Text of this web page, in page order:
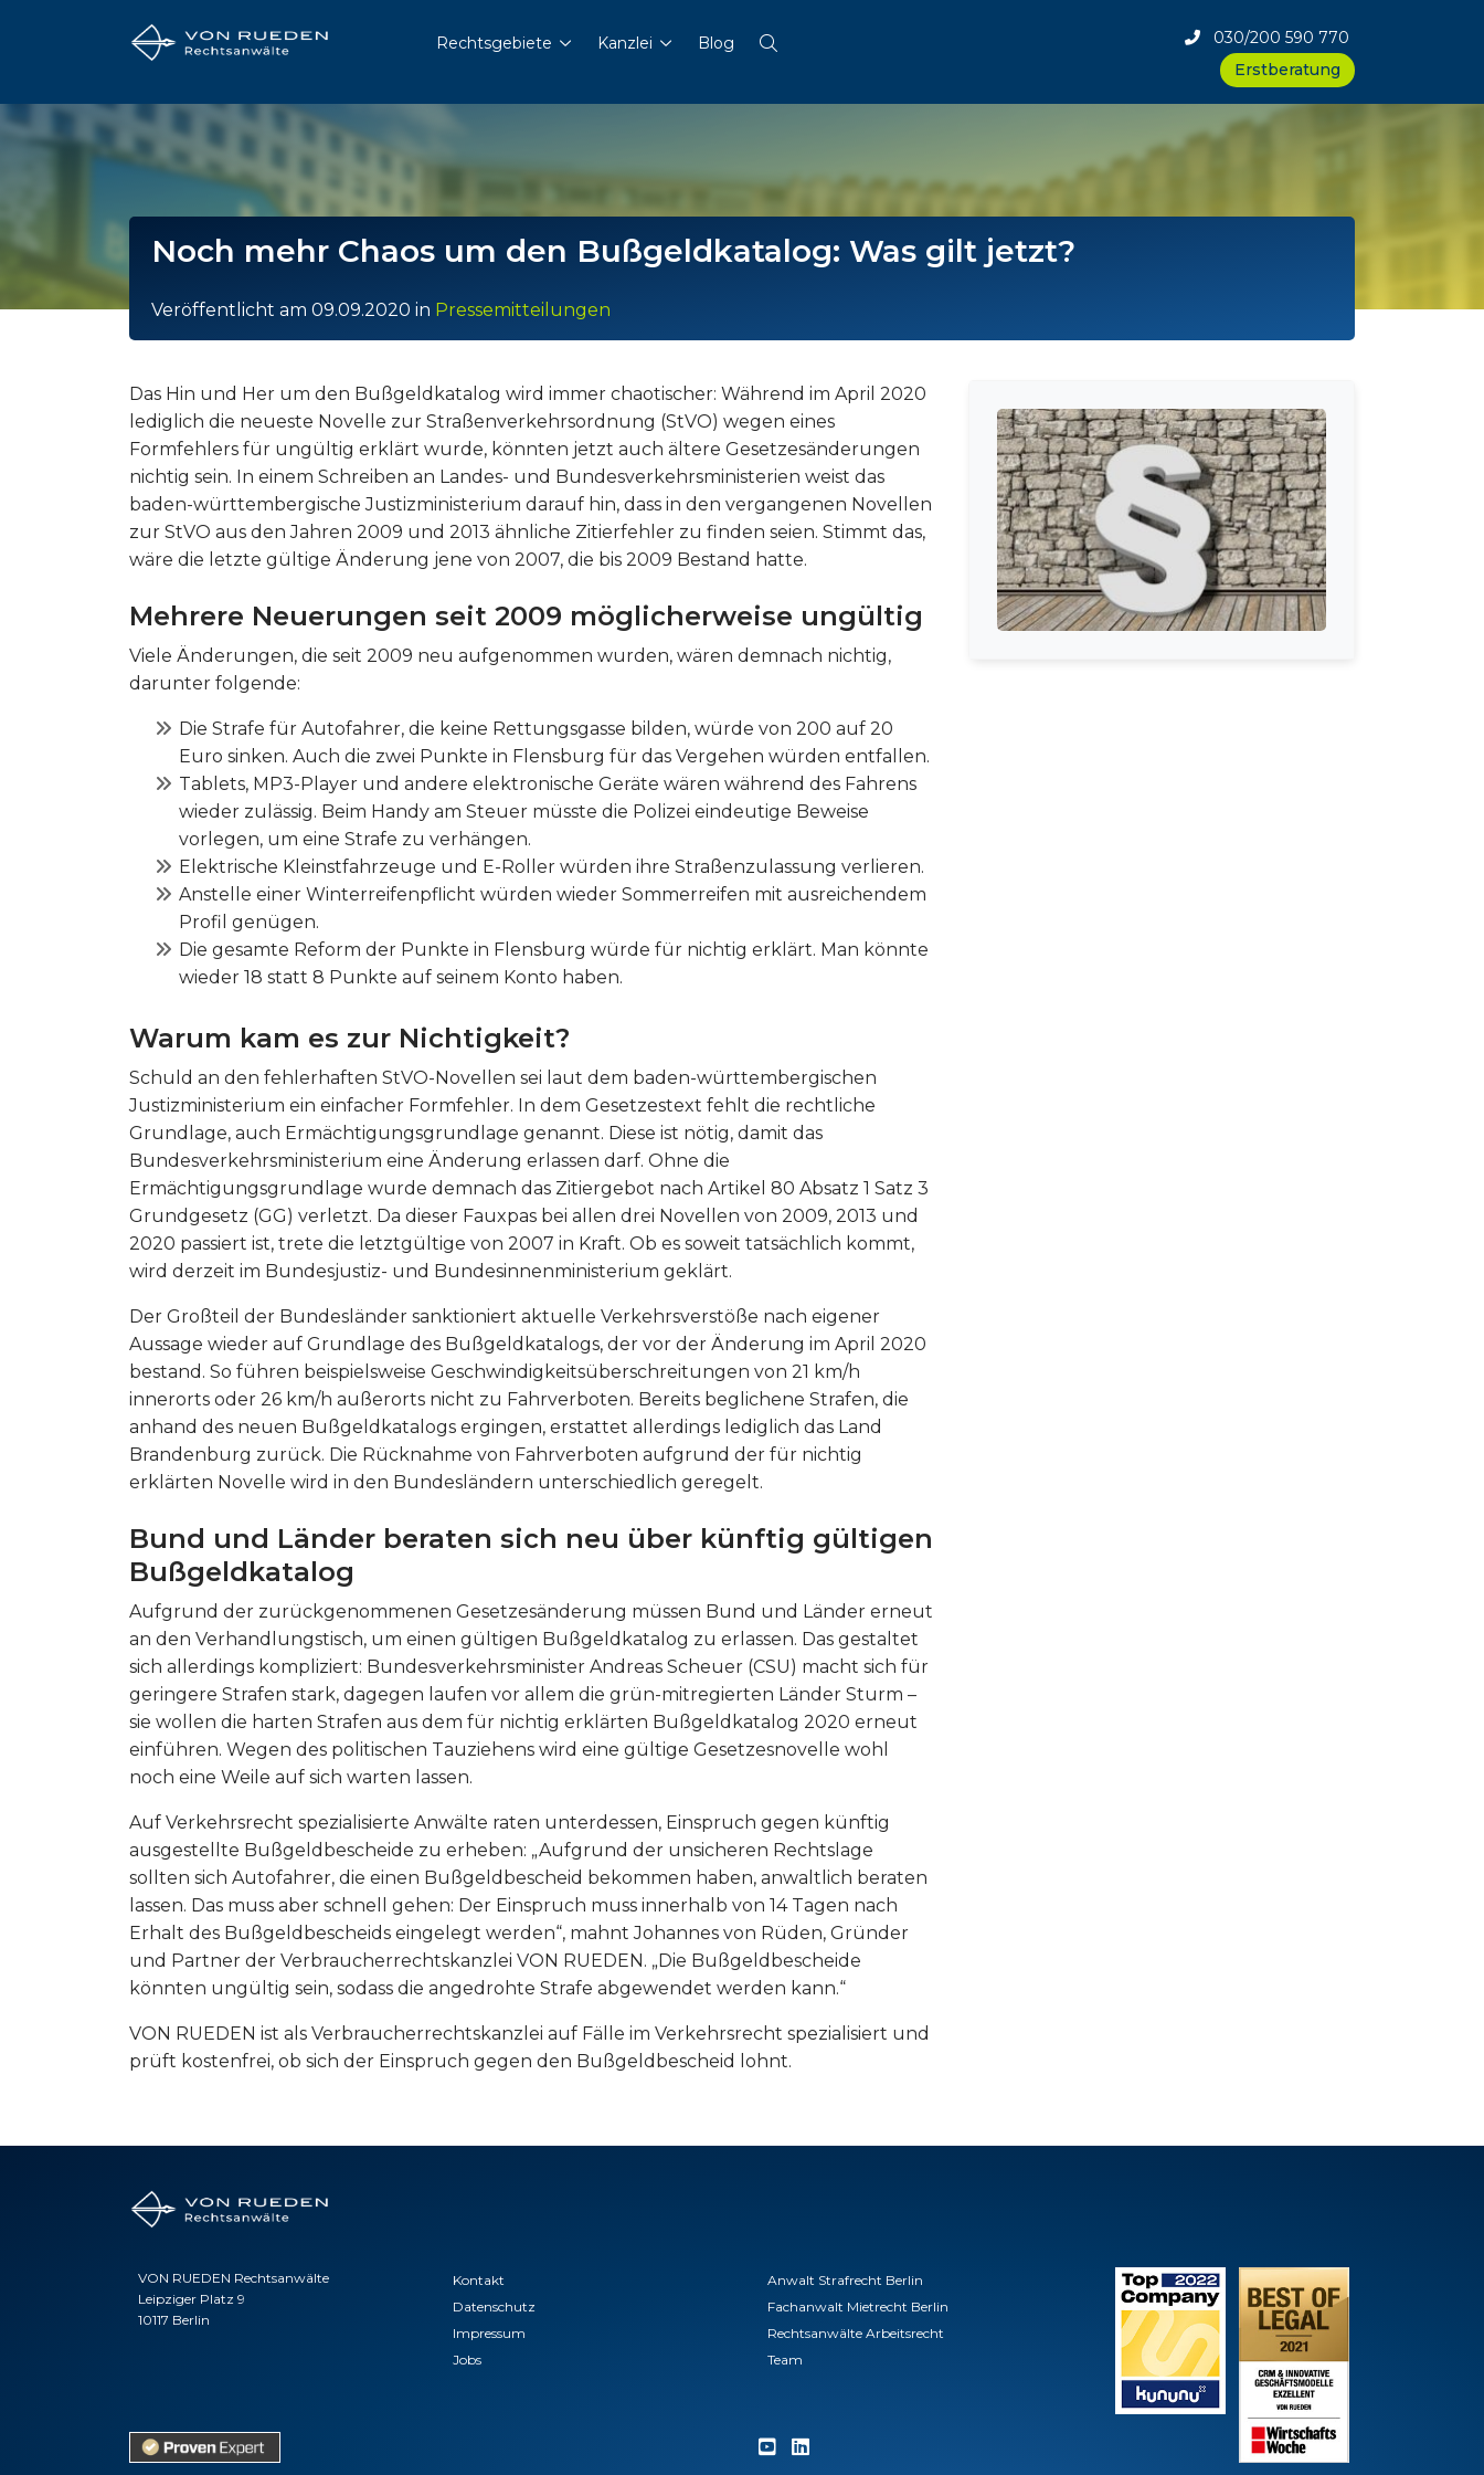
Rechtsgebiete Kanzlei Blog
030/200 590 770
Erstberatung
Noch mehr Chaos um den Bußgeldkatalog: Was gilt jetzt?
Veröffentlicht am 09.09.2020 in Pressemitteilungen
Das Hin und Her um den Bußgeldkatalog wird immer chaotischer: Während im April 2020
lediglich die neueste Novelle zur Straßenverkehrsordnung (StVO) wegen eines
Formfehlers für ungültig erklärt wurde, könnten jetzt auch ältere Gesetzesänderungen
nichtig sein. In einem Schreiben an Landes- und Bundesverkehrsministerien weist das
baden-württembergische Justizministerium darauf hin, dass in den vergangenen Novellen
zur StVO aus den Jahren 2009 und 2013 ähnliche Zitierfehler zu finden seien. Stimmt das,
wäre die letzte gültige Änderung jene von 2007, die bis 2009 Bestand hatte.
Mehrere Neuerungen seit 2009 möglicherweise ungültig
Viele Änderungen, die seit 2009 neu aufgenommen wurden, wären demnach nichtig,
darunter folgende:
Die Strafe für Autofahrer, die keine Rettungsgasse bilden, würde von 200 auf 20
Euro sinken. Auch die zwei Punkte in Flensburg für das Vergehen würden entfallen.
Tablets, MP3-Player und andere elektronische Geräte wären während des Fahrens
wieder zulässig. Beim Handy am Steuer müsste die Polizei eindeutige Beweise
vorlegen, um eine Strafe zu verhängen.
Elektrische Kleinstfahrzeuge und E-Roller würden ihre Straßenzulassung verlieren.
Anstelle einer Winterreifenpflicht würden wieder Sommerreifen mit ausreichendem
Profil genügen.
Die gesamte Reform der Punkte in Flensburg würde für nichtig erklärt. Man könnte
wieder 18 statt 8 Punkte auf seinem Konto haben.
Warum kam es zur Nichtigkeit?
Schuld an den fehlerhaften StVO-Novellen sei laut dem baden-württembergischen
Justizministerium ein einfacher Formfehler. In dem Gesetzestext fehlt die rechtliche
Grundlage, auch Ermächtigungsgrundlage genannt. Diese ist nötig, damit das
Bundesverkehrsministerium eine Änderung erlassen darf. Ohne die
Ermächtigungsgrundlage wurde demnach das Zitiergebot nach Artikel 80 Absatz 1 Satz 3
Grundgesetz (GG) verletzt. Da dieser Fauxpas bei allen drei Novellen von 2009, 2013 und
2020 passiert ist, trete die letztgültige von 2007 in Kraft. Ob es soweit tatsächlich kommt,
wird derzeit im Bundesjustiz- und Bundesinnenministerium geklärt.
Der Großteil der Bundesländer sanktioniert aktuelle Verkehrsverstöße nach eigener
Aussage wieder auf Grundlage des Bußgeldkatalogs, der vor der Änderung im April 2020
bestand. So führen beispielsweise Geschwindigkeitsüberschreitungen von 21 km/h
innerorts oder 26 km/h außerorts nicht zu Fahrverboten. Bereits beglichene Strafen, die
anhand des neuen Bußgeldkatalogs ergingen, erstattet allerdings lediglich das Land
Brandenburg zurück. Die Rücknahme von Fahrverboten aufgrund der für nichtig
erklärten Novelle wird in den Bundesländern unterschiedlich geregelt.
Bund und Länder beraten sich neu über künftig gültigen
Bußgeldkatalog
Aufgrund der zurückgenommenen Gesetzesänderung müssen Bund und Länder erneut
an den Verhandlungstisch, um einen gültigen Bußgeldkatalog zu erlassen. Das gestaltet
sich allerdings kompliziert: Bundesverkehrsminister Andreas Scheuer (CSU) macht sich für
geringere Strafen stark, dagegen laufen vor allem die grün-mitregierten Länder Sturm –
sie wollen die harten Strafen aus dem für nichtig erklärten Bußgeldkatalog 2020 erneut
einführen. Wegen des politischen Tauziehens wird eine gültige Gesetzesnovelle wohl
noch eine Weile auf sich warten lassen.
Auf Verkehrsrecht spezialisierte Anwälte raten unterdessen, Einspruch gegen künftig
ausgestellte Bußgeldbescheide zu erheben: „Aufgrund der unsicheren Rechtslage
sollten sich Autofahrer, die einen Bußgeldbescheid bekommen haben, anwaltlich beraten
lassen. Das muss aber schnell gehen: Der Einspruch muss innerhalb von 14 Tagen nach
Erhalt des Bußgeldbescheids eingelegt werden“, mahnt Johannes von Rüden, Gründer
und Partner der Verbraucherrechtskanzlei VON RUEDEN. „Die Bußgeldbescheide
könnten ungültig sein, sodass die angedrohte Strafe abgewendet werden kann.“
VON RUEDEN ist als Verbraucherrechtskanzlei auf Fälle im Verkehrsrecht spezialisiert und
prüft kostenfrei, ob sich der Einspruch gegen den Bußgeldbescheid lohnt.
VON RUEDEN Rechtsanwälte
Leipziger Platz 9
10117 Berlin
Kontakt
Datenschutz
Impressum
Jobs
Anwalt Strafrecht Berlin
Fachanwalt Mietrecht Berlin
Rechtsanwälte Arbeitsrecht
Team